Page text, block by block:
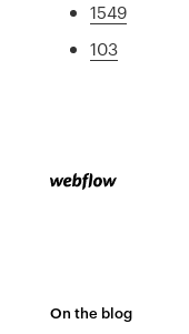
1549
103
On the blog